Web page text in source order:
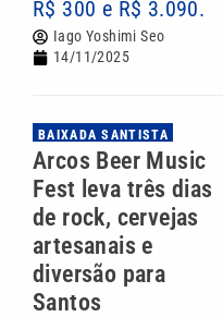
R$ 300 e R$ 3.090.
Iago Yoshimi Seo
14/11/2025
BAIXADA SANTISTA
Arcos Beer Music
Fest leva três dias
de rock, cervejas
artesanais e
diversão para
Santos